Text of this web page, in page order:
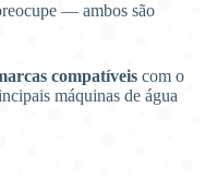
— ambos são
compatíveis com o
máquinas de água